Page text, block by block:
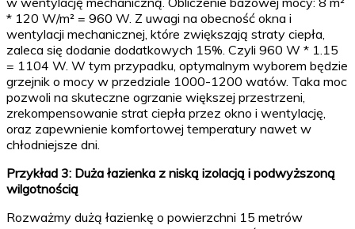
* 120 W/m² = 960 W. Z uwagi na obecność okna i
wentylacji mechanicznej, które zwiększają straty ciepła,
zaleca się dodanie dodatkowych 15%. Czyli 960 W * 1.15
= 1104 W. W tym przypadku, optymalnym wyborem będzie
grzejnik o mocy w przedziale 1000-1200 watów. Taka moc
pozwoli na skuteczne ogrzanie większej przestrzeni,
zrekompensowanie strat ciepła przez okno i wentylację,
oraz zapewnienie komfortowej temperatury nawet w
chłodniejsze dni.
Przykład 3: Duża łazienka z niską izolacją i podwyższoną
wilgotnością
Rozważmy dużą łazienkę o powierzchni 15 metrów